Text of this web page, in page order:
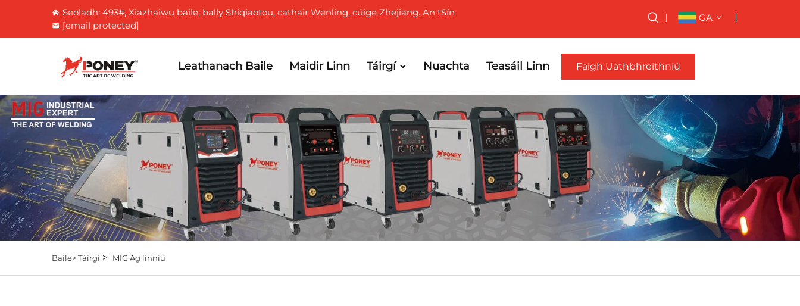
Seoladh: 493#, Xiazhaiwu baile, bally Shiqiaotou, cathair Wenling, cúige Zhejiang. An tSín
[email protected]
GA
Leathanach Baile Maidir Linn Táirgí Nuachta Teasáil Linn Faigh Uathbhreithniú
Baile>Táirgí > MIG Ag linniú